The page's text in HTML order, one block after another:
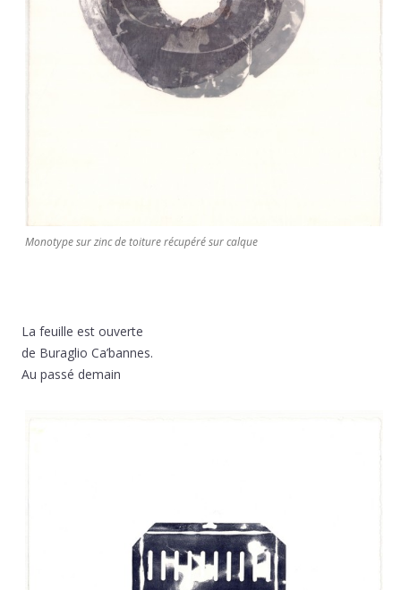
Monotype sur zinc de toiture récupéré sur calque
La feuille est ouverte
de Buraglio Ca’bannes.
Au passé demain